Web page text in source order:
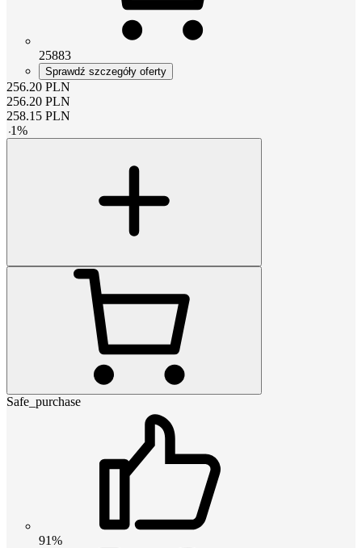
25883
Sprawdź szczegóły oferty
256.20 PLN
256.20 PLN
258.15 PLN
-1%
Safe_purchase
91%